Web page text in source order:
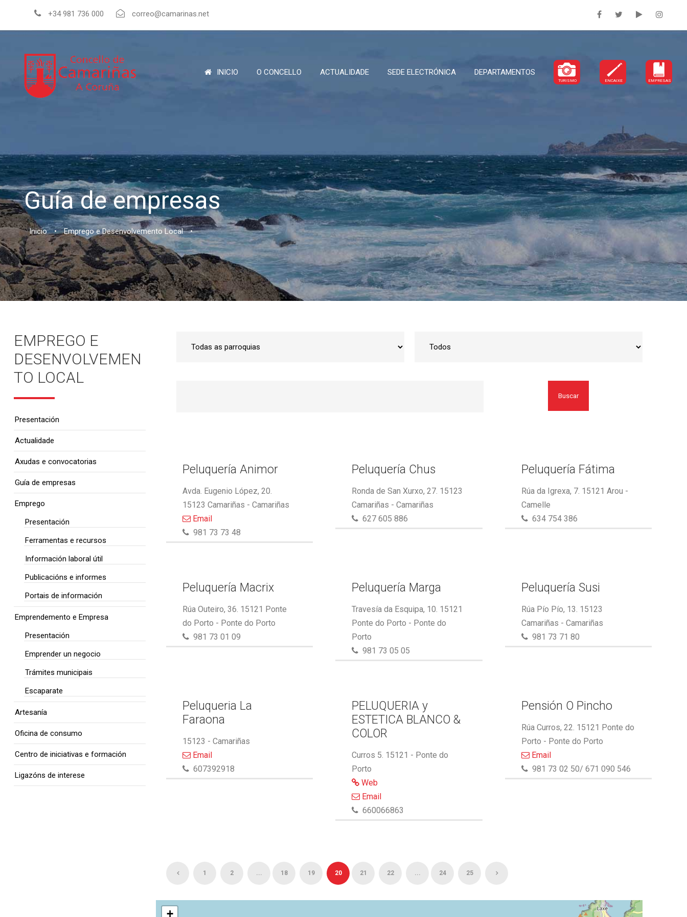
+34 981 736 000 correo@camarinas.net
INICIO O CONCELLO ACTUALIDADE SEDE ELECTRÓNICA DEPARTAMENTOS
TURISMO ENCAIXE EMPRESAS
Guía de empresas
Inicio • Emprego e Desenvolvemento Local •
Buscar
Peluquería Animor
Avda. Eugenio López, 20.
15123 Camariñas - Camariñas
Email
981 73 73 48
Peluquería Chus
Ronda de San Xurxo, 27. 15123
Camariñas - Camariñas
627 605 886
Peluquería Fátima
Rúa da Igrexa, 7. 15121 Arou -
Camelle
634 754 386
Peluquería Macrix
Rúa Outeiro, 36. 15121 Ponte
do Porto - Ponte do Porto
981 73 01 09
Peluquería Marga
Travesía da Esquipa, 10. 15121
Ponte do Porto - Ponte do
Porto
981 73 05 05
Peluquería Susi
Rúa Pío Pío, 13. 15123
Camariñas - Camariñas
981 73 71 80
Peluqueria La
Faraona
15123 - Camariñas
Email
607392918
PELUQUERIA y
ESTETICA BLANCO &
COLOR
Curros 5. 15121 - Ponte do
Porto
Web
Email
660066863
Pensión O Pincho
Rúa Curros, 22. 15121 Ponte do
Porto - Ponte do Porto
Email
981 73 02 50/ 671 090 546
1 2 ... 18 19 20 21 22 ... 24 25
+
EMPREGO E
DESENVOLVEMEN
TO LOCAL
Presentación
Actualidade
Axudas e convocatorias
Guía de empresas
Emprego
Presentación
Ferramentas e recursos
Información laboral útil
Publicacións e informes
Portais de información
Emprendemento e Empresa
Presentación
Emprender un negocio
Trámites municipais
Escaparate
Artesanía
Oficina de consumo
Centro de iniciativas e formación
Ligazóns de interese